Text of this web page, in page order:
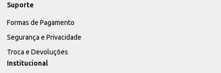
Suporte
Formas de Pagamento
Segurança e Privacidade
Troca e Devoluções
Institucional